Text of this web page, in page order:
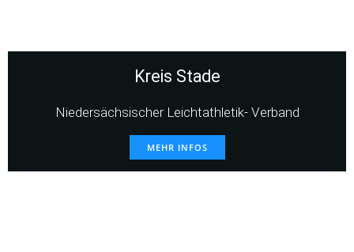
Kreis Stade
Niedersächsischer Leichtathletik- Verband
MEHR INFOS